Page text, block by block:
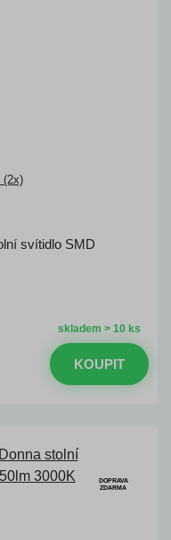
(2x)
svítidlo SMD
skladem > 10 ks
KOUPIT
DOPRAVA
ZDARMA